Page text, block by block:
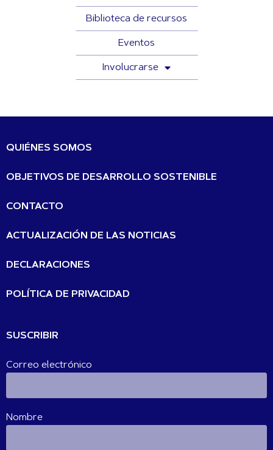
Biblioteca de recursos
Eventos
Involucrarse
QUIÉNES SOMOS
OBJETIVOS DE DESARROLLO SOSTENIBLE
CONTACTO
ACTUALIZACIÓN DE LAS NOTICIAS
DECLARACIONES
POLÍTICA DE PRIVACIDAD
SUSCRIBIR
Correo electrónico
Nombre